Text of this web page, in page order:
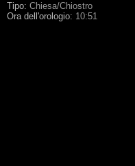
Tipo: Chiesa/Chiostro
Ora dell'orologio: 10:51